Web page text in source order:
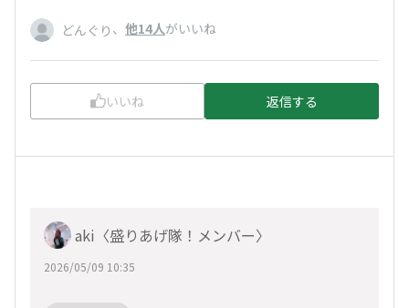
どんぐり 、 他14人がいいね
いいね 返信する
aki〈盛りあげ隊！メンバー〉
2026/05/09 10:35